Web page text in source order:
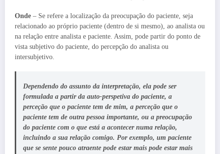
Onde – Se refere a localização da preocupação do paciente, seja
relacionado ao próprio paciente (dentro de si mesmo), ao analista ou
na relação entre analista e paciente. Assim, pode partir do ponto de
vista subjetivo do paciente, do percepção do analista ou
intersubjetivo.
Dependendo do assunto da interpretação, ela pode ser
formulada a partir da auto-perspetiva do paciente, a
perceção que o paciente tem de mim, a perceção que o
paciente tem de outra pessoa importante, ou a preocupação
do paciente com o que está a acontecer numa relação,
incluindo a sua relação comigo. Por exemplo, um paciente
que se sente pouco atraente pode estar mais pode estar mais